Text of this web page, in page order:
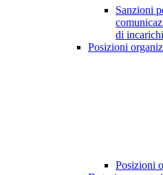
Sanzioni
di
Posizioni
Posizioni